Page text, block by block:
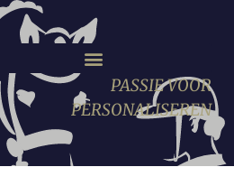
PASSIE VOOR
PERSONALISEREN